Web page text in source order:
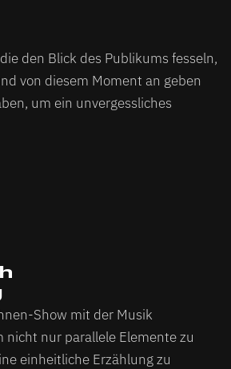
den Blick des Publikums fesseln,
von diesem Moment an geben
um ein unvergessliches
Show mit der Musik
nicht nur parallele Elemente zu
einheitliche Erzählung zu